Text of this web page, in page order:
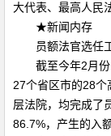
大代表、最高人民
★新闻内存
员额法官选任工
截至今年2月份
27个省区市的28
层法院，均完成了
86.7%，产生的入